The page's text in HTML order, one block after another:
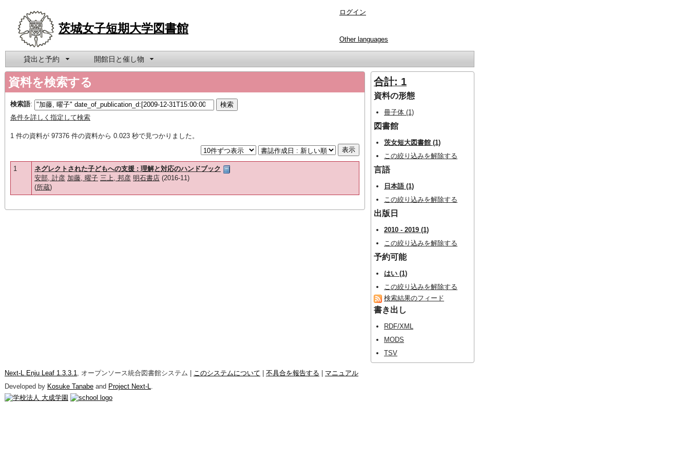
茨城女子短期大学図書館
ログイン
Other languages
貸出と予約 開館日と催し物
資料を検索する
検索語:
条件を詳しく指定して検索
1 件の資料が 97376 件の資料から 0.023 秒で見つかりました。
1
ネグレクトされた子どもへの支援 : 理解と対応のハンドブック
安部, 計彦 加藤, 曜子 三上, 邦彦 明石書店 (2016-11)
(所蔵)
合計: 1
資料の形態
冊子体 (1)
図書館
茨女短大図書館 (1)
この絞り込みを解除する
言語
日本語 (1)
この絞り込みを解除する
出版日
2010 - 2019 (1)
この絞り込みを解除する
予約可能
はい (1)
この絞り込みを解除する
検索結果のフィード
書き出し
RDF/XML
MODS
TSV
Next-L Enju Leaf 1.3.3.1, オープンソース統合図書館システム | このシステムについて 不具合を報告する
マニュアル
Developed by Kosuke Tanabe and Project Next-L.